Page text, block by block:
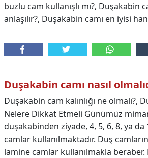
buzlu cam kullanışlı mı?, Duşakabin
anlaşılır?, Duşakabin camı en iyisi
Duşakabin camı nasıl
Duşakabin cam kalınlığı ne olmalı?,
Nelere Dikkat Etmeli Günümüz
duşakabinden ziyade, 4, 5, 6, 8, ya
camlar kullanılmaktadır. Duş
lamine camlar kullanılmakla beraber.